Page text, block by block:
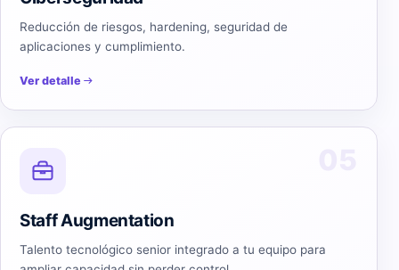
Reducción de riesgos, hardening, seguridad de
aplicaciones y cumplimiento.
Ver detalle
Staff Augmentation
Talento tecnológico senior integrado a tu equipo para